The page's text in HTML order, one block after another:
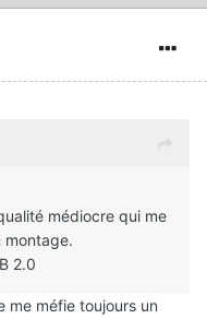
médiocre qui me
montage.
2.0
me méfie toujours un